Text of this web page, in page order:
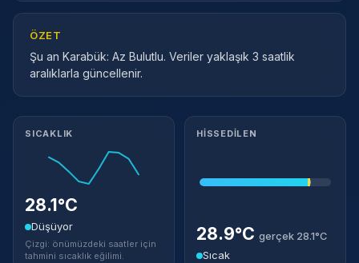
ÖZET
Şu an Karabük: Az Bulutlu. Veriler yaklaşık 3 saatlik
aralıklarla güncellenir.
Meteorolojik ayrıntılar
SICAKLIK
28.1°C
Düşüyor
Çizgi: önümüzdeki saatler için
tahmini sıcaklık eğilimi.
HISSEDILEN
28.9°C gerçek 28.1°C
Sıcak